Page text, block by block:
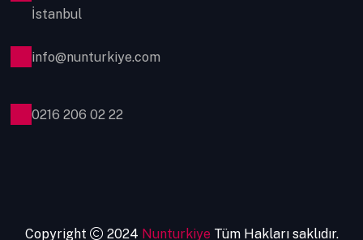
İstanbul
info@nunturkiye.com
0216 206 02 22
Copyright 2024 Nunturkiye Tüm Hakları saklıdır.